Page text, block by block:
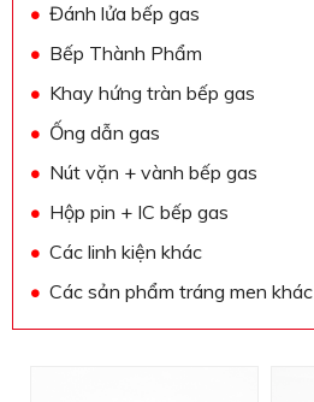
Đánh lửa bếp gas
Bếp Thành Phẩm
Khay hứng tràn bếp gas
Ống dẫn gas
Nút vặn + vành bếp gas
Hộp pin + IC bếp gas
Các linh kiện khác
Các sản phẩm tráng men khác